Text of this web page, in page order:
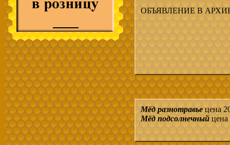
ОБЪЯВЛЕНИЕ В
Мёд разнотравьецена
Мёд подсолнечныйцена